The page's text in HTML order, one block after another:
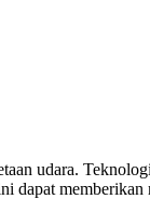
udara.
dapat memberikan